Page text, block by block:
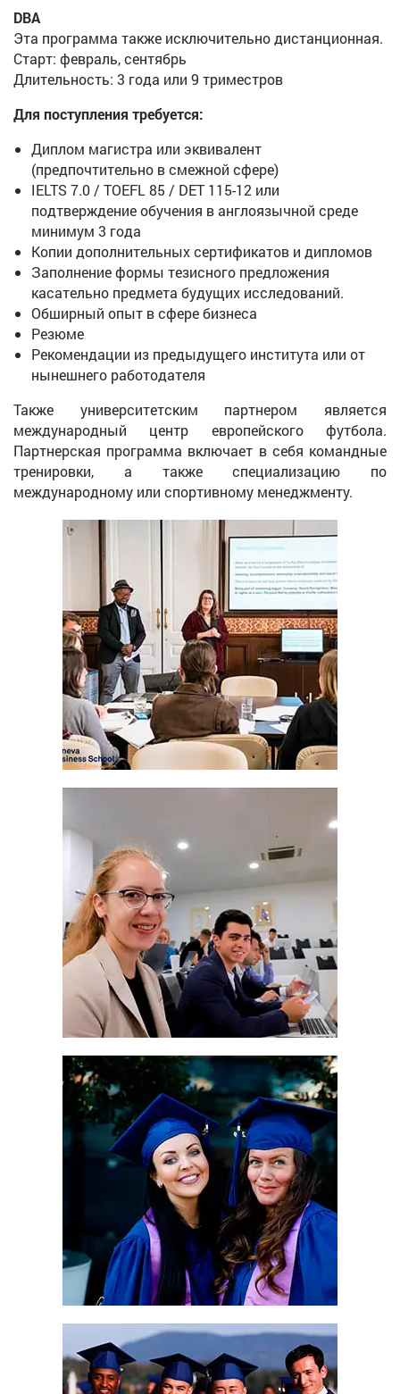
DBA
Эта программа также исключительно дистанционная.
Старт: февраль, сентябрь
Длительность: 3 года или 9 триместров
Для поступления требуется:
Диплом магистра или эквивалент
(предпочтительно в смежной сфере)
IELTS 7.0 / TOEFL 85 / DET 115-12 или
подтверждение обучения в англоязычной среде
минимум 3 года
Копии дополнительных сертификатов и дипломов
Заполнение формы тезисного предложения
касательно предмета будущих исследований.
Обширный опыт в сфере бизнеса
Резюме
Рекомендации из предыдущего института или от
нынешнего работодателя
Также университетским партнером является
международный центр европейского футбола.
Партнерская программа включает в себя командные
тренировки, а также специализацию по
международному или спортивному менеджменту.